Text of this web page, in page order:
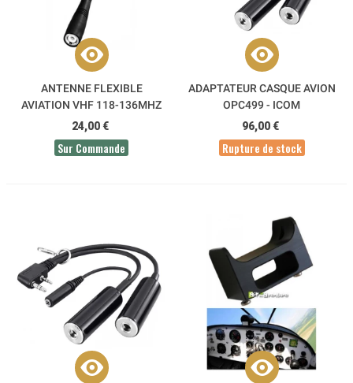
ANTENNE FLEXIBLE
AVIATION VHF 118-136MHZ
BNC FA-B02AR ICOM
24,00 €
Sur Commande
ADAPTATEUR CASQUE AVION
OPC499 - ICOM
96,00 €
Rupture de stock